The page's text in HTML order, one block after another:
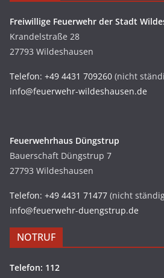
Freiwillige Feuerwehr der Stadt
Krandelstraße 28
27793 Wildeshausen
Telefon: +49 4431 709260 (nicht
info@feuerwehr-wildeshausen.de
Feuerwehrhaus Düngstrup
Bauerschaft Düngstrup 7
27793 Wildeshausen
Telefon: +49 4431 71477 (nicht
info@feuerwehr-duengstrup.de
NOTRUF
Telefon: 112